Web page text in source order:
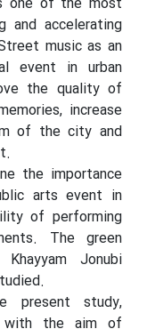
and accelerating
music as an
event in urban
the quality of
increase
of the city and
the importance
arts event in
of performing
The green
Jonubi
present study,
with the aim of